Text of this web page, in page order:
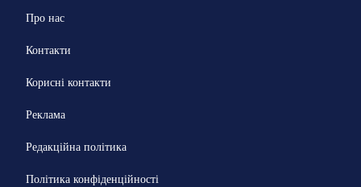
Про нас
Контакти
Корисні контакти
Реклама
Редакційна політика
Політика конфіденційності